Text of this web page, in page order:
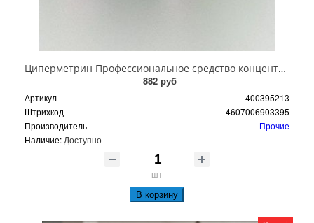
Циперметрин Профессиональное средство концентрат эмульсии 25% для уничтожения тараканов, мух,комаров, блох, клопов, муравьев, ос 50 мл
882 руб
Артикул
400395213
Штрихкод
4607006903395
Производитель
Прочие
Наличие: Доступно
шт
В корзину